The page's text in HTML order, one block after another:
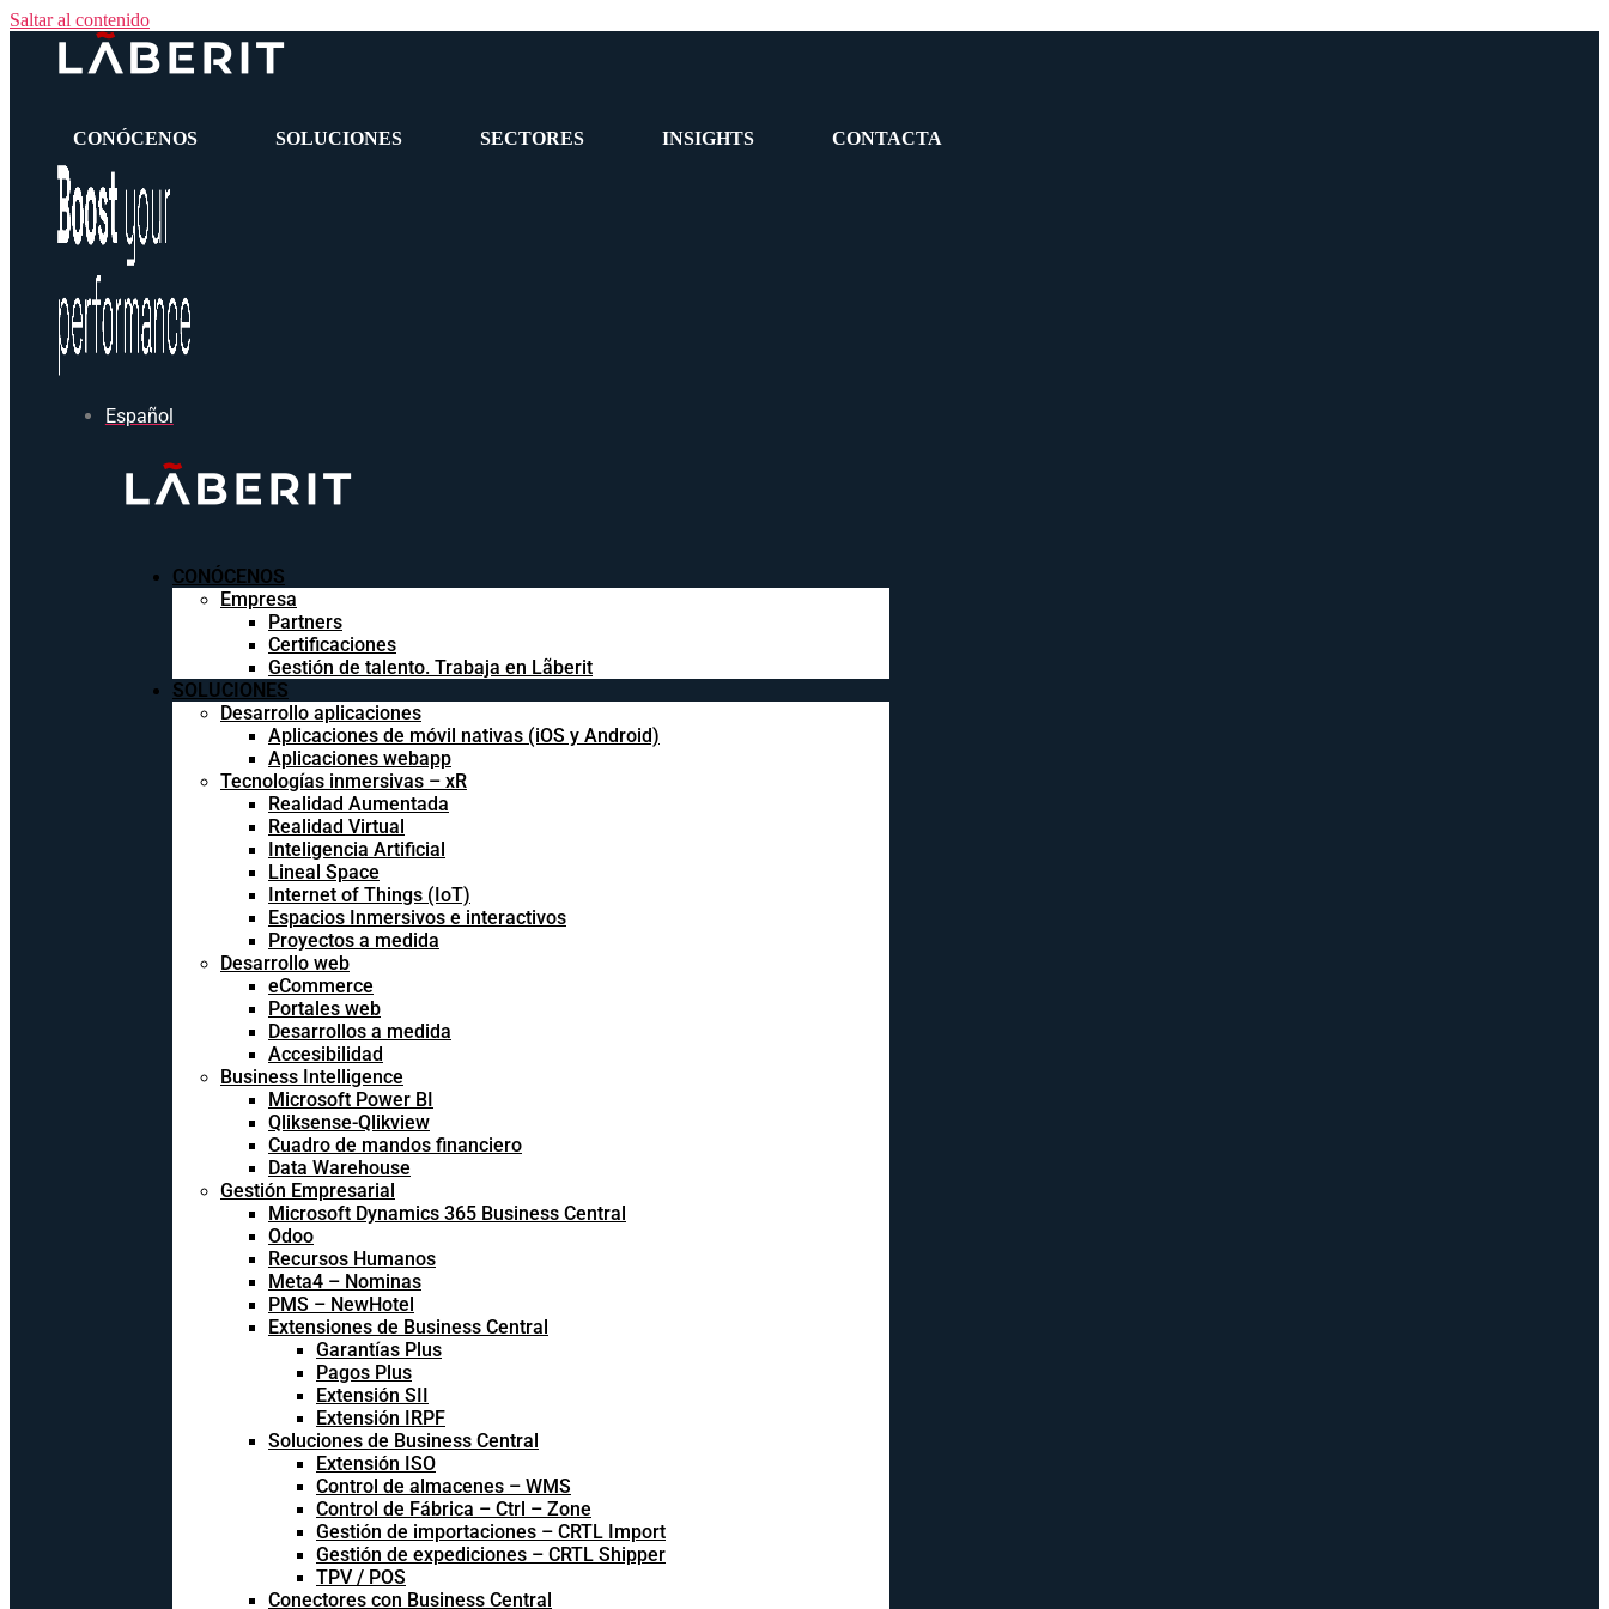
Saltar al contenido
CONÓCENOS SOLUCIONES SECTORES INSIGHTS CONTACTA
Español
CONÓCENOS
Empresa
Partners
Certificaciones
Gestión de talento. Trabaja en Lãberit
SOLUCIONES
Desarrollo aplicaciones
Aplicaciones de móvil nativas (iOS y Android)
Aplicaciones webapp
Tecnologías inmersivas – xR
Realidad Aumentada
Realidad Virtual
Inteligencia Artificial
Lineal Space
Internet of Things (IoT)
Espacios Inmersivos e interactivos
Proyectos a medida
Desarrollo web
eCommerce
Portales web
Desarrollos a medida
Accesibilidad
Business Intelligence
Microsoft Power BI
Qliksense-Qlikview
Cuadro de mandos financiero
Data Warehouse
Gestión Empresarial
Microsoft Dynamics 365 Business Central
Odoo
Recursos Humanos
Meta4 – Nominas
PMS – NewHotel
Extensiones de Business Central
Garantías Plus
Pagos Plus
Extensión SII
Extensión IRPF
Soluciones de Business Central
Extensión ISO
Control de almacenes – WMS
Control de Fábrica – Ctrl – Zone
Gestión de importaciones – CRTL Import
Gestión de expediciones – CRTL Shipper
TPV / POS
Conectores con Business Central